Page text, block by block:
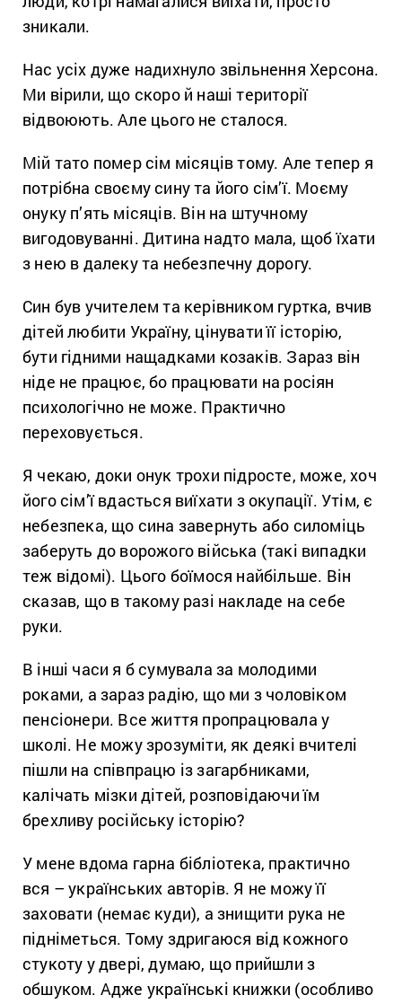
зникали.
Нас усіх дуже надихнуло звільнення Херсона.
Ми вірили, що скоро й наші території
відвоюють. Але цього не сталося.
Мій тато помер сім місяців тому. Але тепер я
потрібна своєму сину та його сім’ї. Моєму
онуку п’ять місяців. Він на штучному
вигодовуванні. Дитина надто мала, щоб їхати
з нею в далеку та небезпечну дорогу.
Син був учителем та керівником гуртка, вчив
дітей любити Україну, цінувати її історію,
бути гідними нащадками козаків. Зараз він
ніде не працює, бо працювати на росіян
психологічно не може. Практично
переховується.
Я чекаю, доки онук трохи підросте, може, хоч
його сім’ї вдасться виїхати з окупації. Утім, є
небезпека, що сина завернуть або силоміць
заберуть до ворожого війська (такі випадки
теж відомі). Цього боїмося найбільше. Він
сказав, що в такому разі накладе на себе
руки.
В інші часи я б сумувала за молодими
роками, а зараз радію, що ми з чоловіком
пенсіонери. Все життя пропрацювала у
школі. Не можу зрозуміти, як деякі вчителі
пішли на співпрацю із загарбниками,
калічать мізки дітей, розповідаючи їм
брехливу російську історію?
У мене вдома гарна бібліотека, практично
вся – українських авторів. Я не можу її
заховати (немає куди), а знищити рука не
підніметься. Тому здригаюся від кожного
стукоту у двері, думаю, що прийшли з
обшуком. Адже українські книжки (особливо